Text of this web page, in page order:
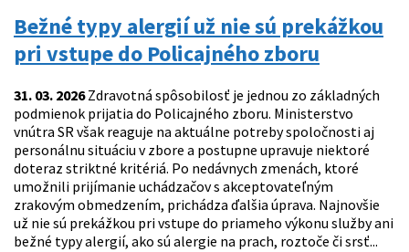
Bežné typy alergií už nie sú prekážkou
pri vstupe do Policajného zboru
31. 03. 2026Zdravotná spôsobilosť je jednou zo základných
podmienok prijatia do Policajného zboru. Ministerstvo
vnútra SR však reaguje na aktuálne potreby spoločnosti aj
personálnu situáciu v zbore a postupne upravuje niektoré
doteraz striktné kritériá. Po nedávnych zmenách, ktoré
umožnili prijímanie uchádzačov s akceptovateľným
zrakovým obmedzením, prichádza ďalšia úprava. Najnovšie
už nie sú prekážkou pri vstupe do priameho výkonu služby ani
bežné typy alergií, ako sú alergie na prach, roztoče či srsť...